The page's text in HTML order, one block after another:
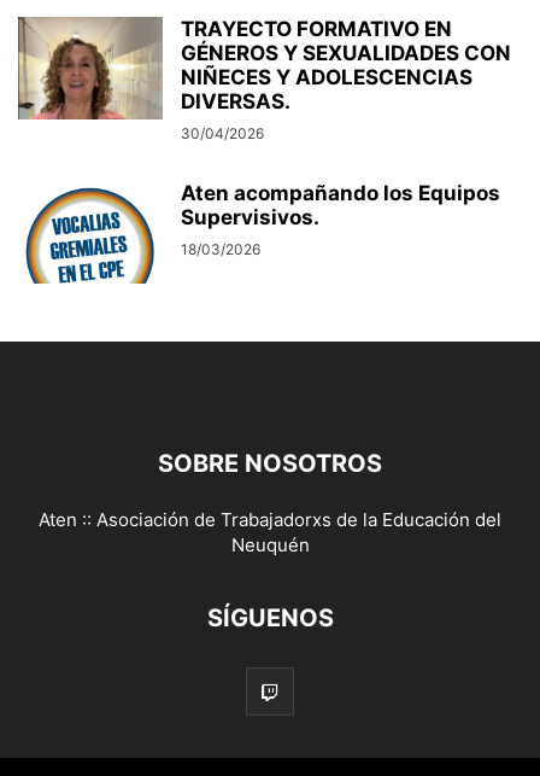
TRAYECTO FORMATIVO EN
GÉNEROS Y SEXUALIDADES CON
NIÑECES Y ADOLESCENCIAS
DIVERSAS.
30/04/2026
Aten acompañando los Equipos
Supervisivos.
18/03/2026
SOBRE NOSOTROS
Aten :: Asociación de Trabajadorxs de la Educación del
Neuquén
SÍGUENOS